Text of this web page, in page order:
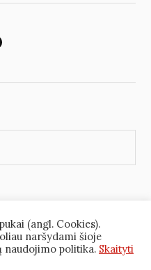
(angl. Cookies).
naršydami šioje
naudojimo politika. Skaityti